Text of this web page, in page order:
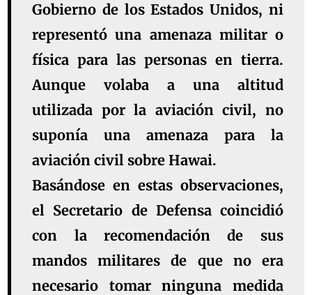
Gobierno de los Estados Unidos, ni
representó una amenaza militar o
física para las personas en tierra.
Aunque volaba a una altitud
utilizada por la aviación civil, no
suponía una amenaza para la
aviación civil sobre Hawai.
Basándose en estas observaciones,
el Secretario de Defensa coincidió
con la recomendación de sus
mandos militares de que no era
necesario tomar ninguna medida